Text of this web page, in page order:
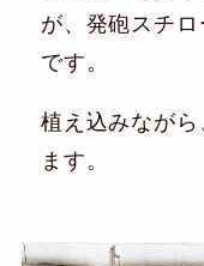
が、発砲スチ
です。
植え込みなが
ます。